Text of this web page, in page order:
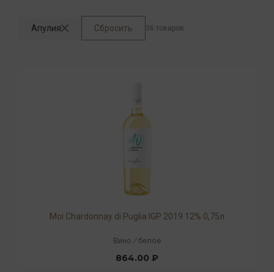
Апулия Сбросить 36 товаров
Moi Chardonnay di Puglia IGP 2019 12% 0,75л
Вино / белое
864.00 ₽